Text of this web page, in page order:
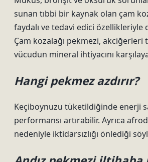
sunan tıbbi bir kaynak olan çam
faydalı ve tedavi edici özellikleriyle
Çam kozalağı pekmezi, akciğerleri
vücudun mineral ihtiyacını
Hangi pekmez azdırır?
Keçiboynuzu tüketildiğinde enerji
performansı artırabilir. Ayrıca
nedeniyle iktidarsızlığı önlediği